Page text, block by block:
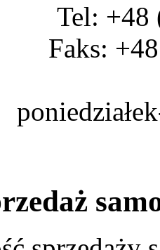
Tel: +48
Faks: